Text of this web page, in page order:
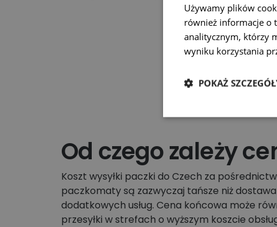
Od czego zależy
Koszt wysyłki paczki do Czech za
paczkomaty są zazwyczaj tańsze niż
dodatkowych usług. Cena końcowa może
przesyłki w strefach o wyższym koszcie
Używamy plików
również informacje o
analitycznym, którzy
wyniku korzystania
POKAŻ